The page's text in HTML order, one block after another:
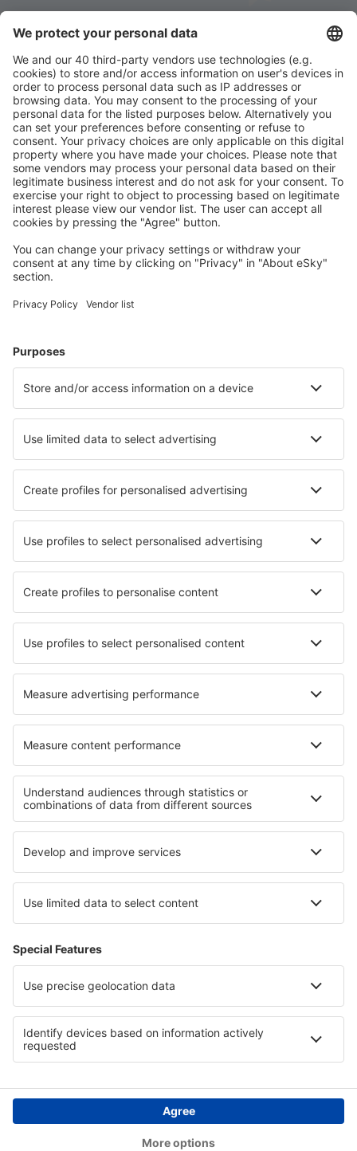
Töltse le az alkalmazásunkatés tervezze
meg az útjait kényelmesen
Tervezze meg az utazást
Repülőjegy
Szállás
Repülő+Hotel
Hotelek
Transzferek
Látnivalók
Sportesemények
Tudjon meg többet
Legalacsonyabb ár garancia
Légitársaságok
Ryanair
Wizz Air
Lufthansa
Eurowings
easyJet
eSky
Felhasználási feltételek
Foglalásaim
Adatvédelmi Irányelvek
Segítség és kapcsolat
Országok
Nemzetközi weboldalak
eSky.eu eSky.com eDestinos.com